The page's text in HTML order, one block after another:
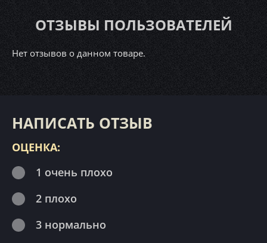
ОТЗЫВЫ ПОЛЬЗОВАТЕЛЕЙ
Нет отзывов о данном товаре.
НАПИСАТЬ ОТЗЫВ
ОЦЕНКА:
1 очень плохо
2 плохо
3 нормально